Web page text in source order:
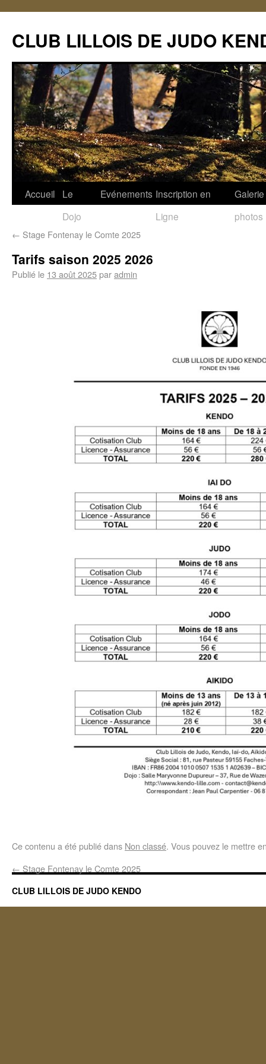
CLUB LILLOIS DE JUDO
Accueil
Le
Dojo
Evénements Inscription en
Ligne
Galerie
photos
← Stage Fontenay le Comte 2025
Tarifs saison 2025 2026
Publié le 13 août 2025paradmin
Ce contenu a été publié dans Non classé. Vous pouvez le mettre
← Stage Fontenay le Comte 2025
CLUB LILLOIS DE JUDO KENDO